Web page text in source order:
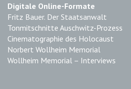
Digitale Online-Formate
Fritz Bauer. Der Staatsanwalt
Tonmitschnitte Auschwitz-Prozess
Cinematographie des Holocaust
Norbert Wollheim Memorial
Wollheim Memorial – Interviews